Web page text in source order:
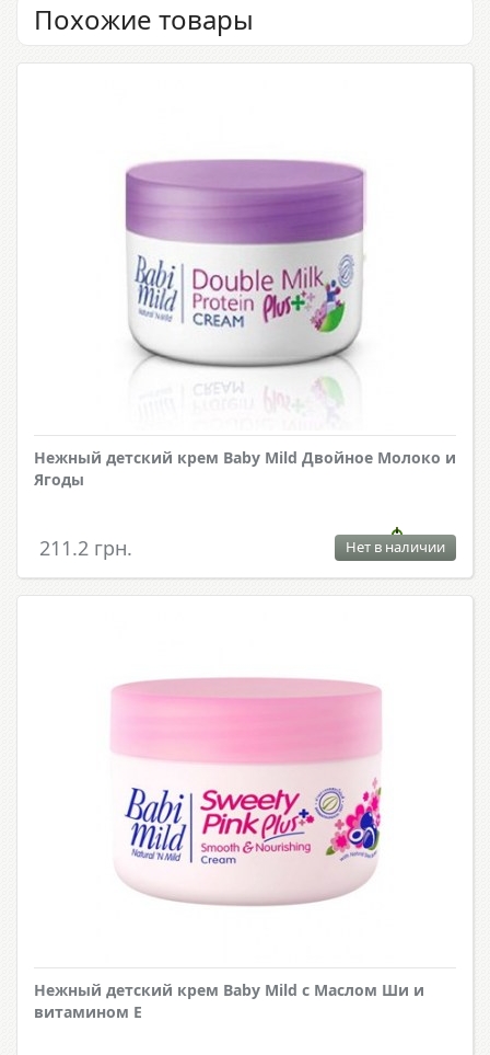
Похожие товары
Нежный детский крем Baby Mild Двойное Молоко и
Ягоды
211.2 грн. Нет в наличии
Нежный детский крем Baby Mild с Маслом Ши и
витамином Е